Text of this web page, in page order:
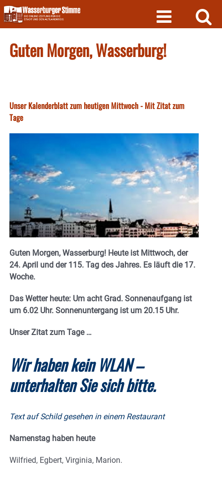
Skip
to
content
Guten Morgen, Wasserburg!
Unser Kalenderblatt zum heutigen Mittwoch - Mit Zitat zum
Tage
Guten Morgen, Wasserburg! Heute ist Mittwoch, der
24. April und der 115. Tag des Jahres. Es läuft die 17.
Woche.
Das Wetter heute: Um acht Grad. Sonnenaufgang ist
um 6.02 Uhr. Sonnenuntergang ist um 20.15 Uhr.
Unser Zitat zum Tage …
Wir haben kein WLAN –
unterhalten Sie sich bitte.
Text auf Schild gesehen in einem Restaurant
Namenstag haben heute
Wilfried, Egbert, Virginia, Marion.